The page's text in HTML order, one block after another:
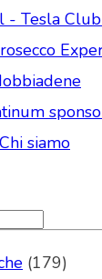
- Tesla
Chi siamo
(179)